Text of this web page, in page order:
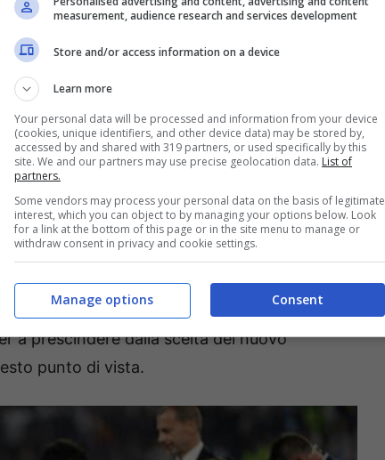
serviranno dei sacrifici ed in tal senso due
e dovrebbero prescindere, come discorso,
a vedere le
due addii finanziano i
è quella di restare altamente competitivi e
fatto in questi anni, un ingresso. Con la
più di margine di investimento. Come
in edicola, ci sono due profili che andranno
a prescindere dalla scelta del nuovo
punto di vista.
measurement, audience research and services development
Store and/or access information on a device
Learn more
Your personal data will be processed and information from your device
(cookies, unique identifiers, and other device data) may be stored by,
accessed by and shared with 319 partners, or used specifically by this
site. We and our partners may use precise geolocation data. List of
partners.
Some vendors may process your personal data on the basis of legitimate
interest, which you can object to by managing your options below. Look
for a link at the bottom of this page or in the site menu to manage or
withdraw consent in privacy and cookie settings.
Consent
Manage options